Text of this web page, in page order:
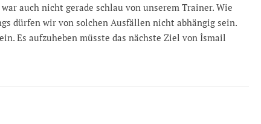
auch nicht gerade schlau von unserem Trainer. Wie
dürfen wir von solchen Ausfällen nicht abhängig sein.
Es aufzuheben müsste das nächste Ziel von İsmail